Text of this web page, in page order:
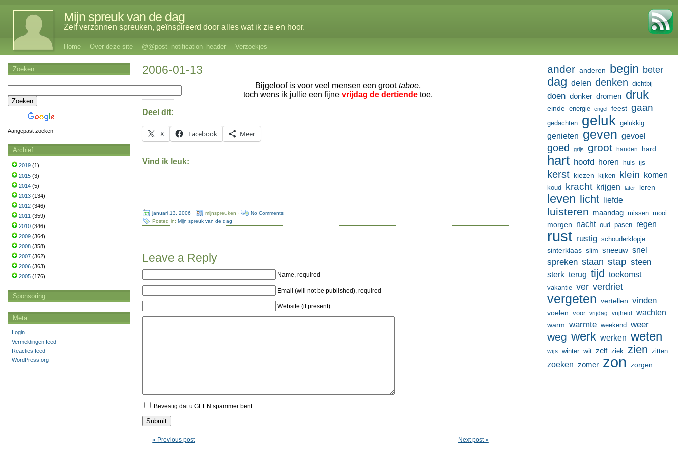
Mijn spreuk van de dag
Zelf verzonnen spreuken, geïnspireerd door alles wat ik zie en hoor.
Home Over deze site @@post_notification_header Verzoekjes
2006-01-13
Bijgeloof is voor veel mensen een groottaboe,
toch wens ik jullie een fijne vrijdag de dertiendetoe.
Deel dit:
X Facebook Meer
Vind ik leuk:
januari 13, 2006 · mijnspreuken ·
No Comments
Posted in:Mijn spreuk van de dag
Leave a Reply
Name, required
Email (will not be published), required
Website (if present)
Bevestig dat u GEEN spammer bent.
« Previous post Next post »
ander anderen begin beter
dag delen denken dichtbij
doen donker dromen druk
einde energie engel feest gaan
gedachten geluk gelukkig
genieten geven gevoel
goed grijs groot handen hard
hart hoofd horen huis ijs
kerst kiezen kijken klein komen
koud kracht krijgen later leren
leven licht liefde
luisteren maandag missen mooi
morgen nacht oud pasen regen
rust rustig schouderklopje
sinterklaas slim sneeuw snel
spreken staan stap steen
sterk terug tijd toekomst
vakantie ver verdriet
vergeten vertellen vinden
voelen voor vrijdag vrijheid wachten
warm warmte weekend weer
weg werk werken weten
wijs winter wit zelf ziek zien zitten
zoeken zomer zon zorgen
Zoeken
Aangepast zoeken
Archief
2019 (1)
2015 (3)
2014 (5)
2013 (134)
2012 (346)
2011 (359)
2010 (346)
2009 (364)
2008 (358)
2007 (362)
2006 (363)
2005 (176)
Sponsoring
Meta
Login
Vermeldingen feed
Reacties feed
WordPress.org